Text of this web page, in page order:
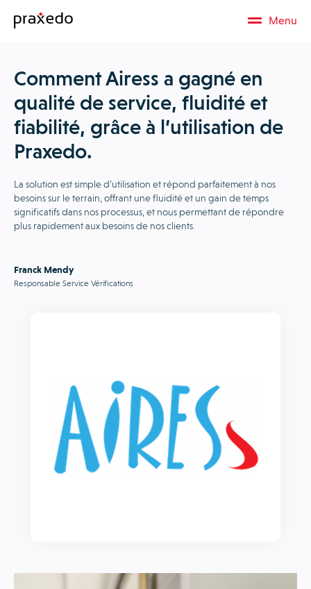
Menu
Comment Airess a gagné en
qualité de service, fluidité et
fiabilité, grâce à l’utilisation de
Praxedo.
La solution est simple d’utilisation et répond parfaitement à nos
besoins sur le terrain, offrant une fluidité et un gain de temps
significatifs dans nos processus, et nous permettant de répondre
plus rapidement aux besoins de nos clients.
Franck Mendy
Responsable Service Vérifications